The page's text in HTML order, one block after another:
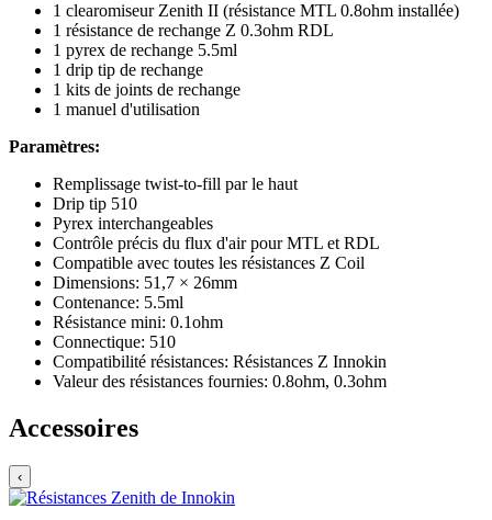
1 clearomiseur Zenith II (résistance MTL 0.8ohm installée)
1 résistance de rechange Z 0.3ohm RDL
1 pyrex de rechange 5.5ml
1 drip tip de rechange
1 kits de joints de rechange
1 manuel d'utilisation
Paramètres:
Remplissage twist-to-fill par le haut
Drip tip 510
Pyrex interchangeables
Contrôle précis du flux d'air pour MTL et RDL
Compatible avec toutes les résistances Z Coil
Dimensions: 51,7 × 26mm
Contenance: 5.5ml
Résistance mini: 0.1ohm
Connectique: 510
Compatibilité résistances: Résistances Z Innokin
Valeur des résistances fournies: 0.8ohm, 0.3ohm
Accessoires
‹